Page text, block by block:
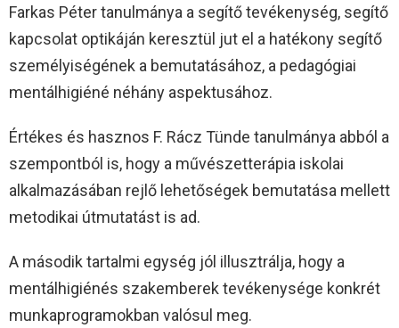
Farkas Péter tanulmánya a segítő tevékenység, segítő
kapcsolat optikáján keresztül jut el a hatékony segítő
személyiségének a bemutatásához, a pedagógiai
mentálhigiéné néhány aspektusához.
Értékes és hasznos F. Rácz Tünde tanulmánya abból a
szempontból is, hogy a művészetterápia iskolai
alkalmazásában rejlő lehetőségek bemutatása mellett
metodikai útmutatást is ad.
A második tartalmi egység jól illusztrálja, hogy a
mentálhigiénés szakemberek tevékenysége konkrét
munkaprogramokban valósul meg.